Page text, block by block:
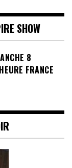
SHOW
8
FRANCE